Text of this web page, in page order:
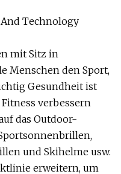
Technology
mit Sitz in
Menschen den Sport,
Gesundheit ist
verbessern
das Outdoor-
und Skihelme usw.
erweitern, um